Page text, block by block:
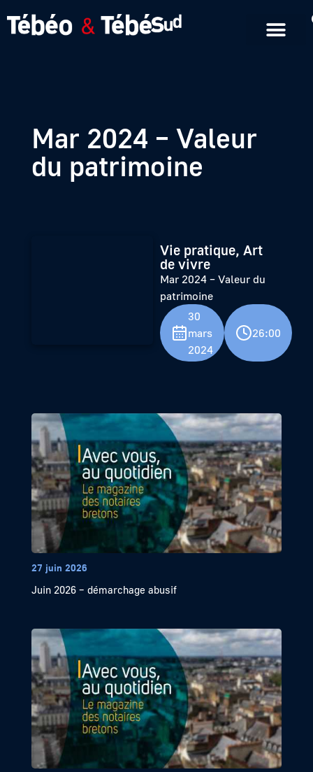
Mar 2024 – Valeur
du patrimoine
Vie pratique, Art
de vivre
Mar 2024 – Valeur du
patrimoine
30
mars
2024
26:00
27 juin 2026
Juin 2026 – démarchage abusif